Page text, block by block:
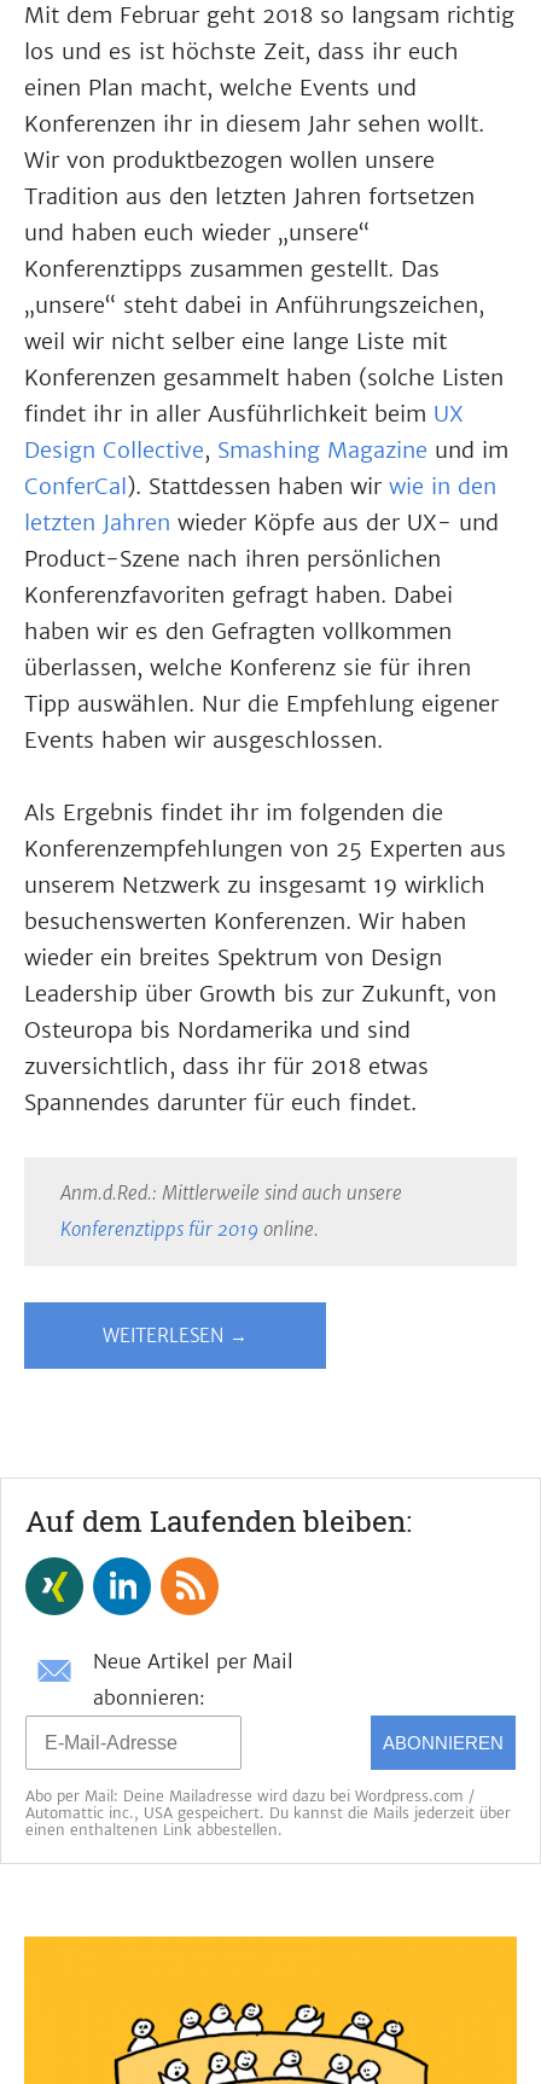
Mit dem Februar geht 2018 so langsam richtig
los und es ist höchste Zeit, dass ihr euch
einen Plan macht, welche Events und
Konferenzen ihr in diesem Jahr sehen wollt.
Wir von produktbezogen wollen unsere
Tradition aus den letzten Jahren fortsetzen
und haben euch wieder „unsere“
Konferenztipps zusammen gestellt. Das
„unsere“ steht dabei in Anführungszeichen,
weil wir nicht selber eine lange Liste mit
Konferenzen gesammelt haben (solche Listen
findet ihr in aller Ausführlichkeit beim UX
Design Collective, Smashing Magazine und im
ConferCal). Stattdessen haben wir wie in den
letzten Jahren wieder Köpfe aus der UX- und
Product-Szene nach ihren persönlichen
Konferenzfavoriten gefragt haben. Dabei
haben wir es den Gefragten vollkommen
überlassen, welche Konferenz sie für ihren
Tipp auswählen. Nur die Empfehlung eigener
Events haben wir ausgeschlossen.
Als Ergebnis findet ihr im folgenden die
Konferenzempfehlungen von 25 Experten aus
unserem Netzwerk zu insgesamt 19 wirklich
besuchenswerten Konferenzen. Wir haben
wieder ein breites Spektrum von Design
Leadership über Growth bis zur Zukunft, von
Osteuropa bis Nordamerika und sind
zuversichtlich, dass ihr für 2018 etwas
Spannendes darunter für euch findet.
Anm.d.Red.: Mittlerweile sind auch unsere
Konferenztipps für 2019 online.
WEITERLESEN →
Auf dem Laufenden bleiben:
Neue Artikel per Mail
abonnieren:
ABONNIEREN
Abo per Mail: Deine Mailadresse wird dazu bei Wordpress.com /
Automattic inc., USA gespeichert. Du kannst die Mails jederzeit über
einen enthaltenen Link abbestellen.